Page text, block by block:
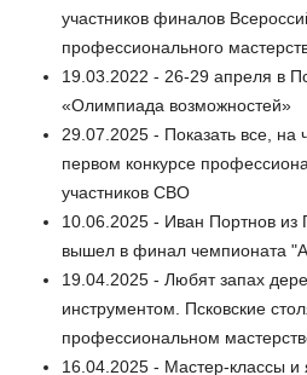
участников финалов
профессионального
19.03.2022 - 26-29 апреля в
«Олимпиада возможностей»
29.07.2025 - Показать все, на
первом конкурсе
участников СВО
10.06.2025 - Иван Портнов из
вышел в финал чемпионата
19.04.2025 - Любят запах
инструментом. Псковские
профессиональном
16.04.2025 - Мастер-классы и